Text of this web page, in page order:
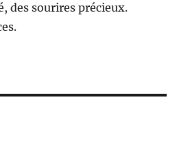
des sourires précieux.